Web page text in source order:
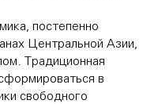
постепенно
Центральной Азии,
Традиционная
в
свободного